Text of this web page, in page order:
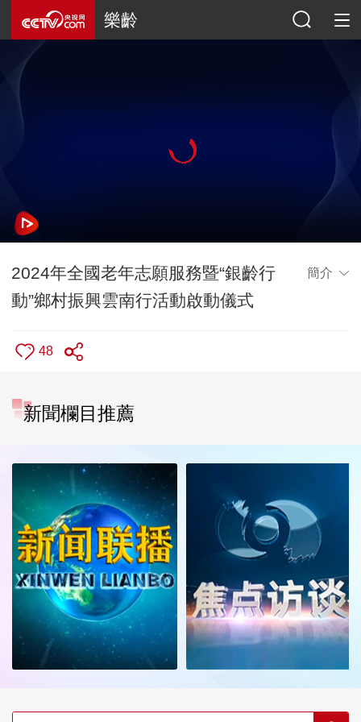
樂齡
2024年全國老年志願服務暨“銀齡行
動”鄉村振興雲南行活動啟動儀式
簡介
48
新聞欄目推薦